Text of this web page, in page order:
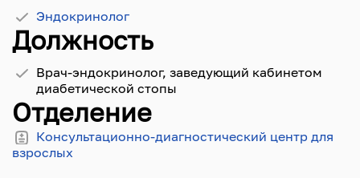
Эндокринолог
Должность
Врач-эндокринолог, заведующий кабинетом
диабетической стопы
Отделение
Консультационно-диагностический центр для
взрослых